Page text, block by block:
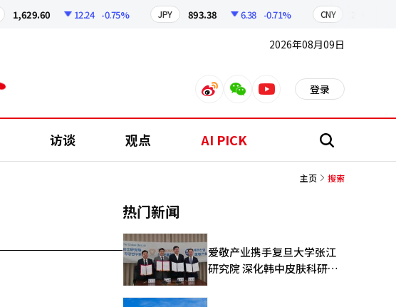
1,629.60 12.24 -0.75% JPY 893.38 6.38 -0.71% CNY
2026年08月09日
weiboweixinyoutube 登录
访谈 观点 AI PICK 搜
主页 搜索
热门新闻
爱敬产业携手复旦大学张江
研究院 深化韩中皮肤科研合